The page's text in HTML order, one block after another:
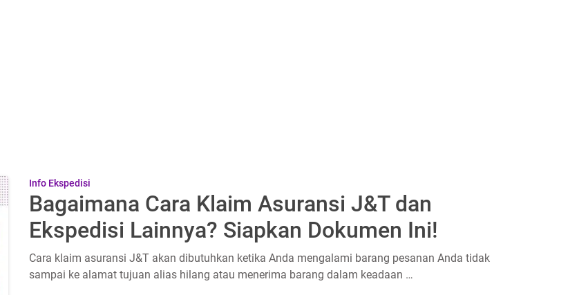
Info Ekspedisi
Bagaimana Cara Klaim Asuransi J&T dan
Ekspedisi Lainnya? Siapkan Dokumen Ini!
Cara klaim asuransi J&T akan dibutuhkan ketika Anda mengalami barang pesanan Anda tidak
sampai ke alamat tujuan alias hilang atau menerima barang dalam keadaan …